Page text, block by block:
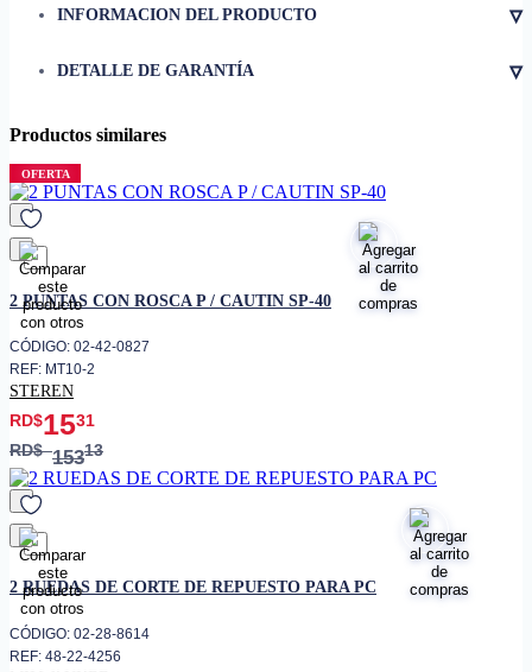
INFORMACION DEL PRODUCTO ▿
• Material
DETALLE DE GARANTÍA ▿
Productos similares
OFERTA
favorito
2 PUNTAS CON ROSCA P / CAUTIN SP-40
CÓDIGO: 02-42-0827
REF: MT10-2
STEREN
RD$1531
RD$15313
favorito
2 RUEDAS DE CORTE DE REPUESTO PARA PC
CÓDIGO: 02-28-8614
REF: 48-22-4256